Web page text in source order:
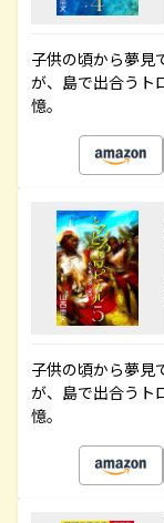
子供の頃から夢見
が、島で出合うト
憶。
子供の頃から夢見
が、島で出合うト
憶。